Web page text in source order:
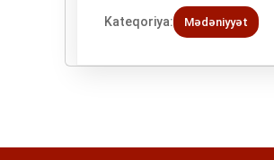
Kateqoriya: Mədəniyyət